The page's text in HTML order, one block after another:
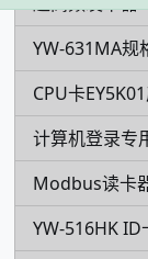
YW-631MA规
CPU卡
计算机登录专
Modbus读卡
YW-516HK